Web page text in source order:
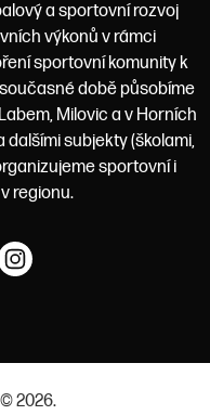
a sportovní rozvoj
výkonů v rámci
sportovní komunity k
době působíme
Milovic a v Horních
subjekty (školami,
sportovní i
regionu.
2026.